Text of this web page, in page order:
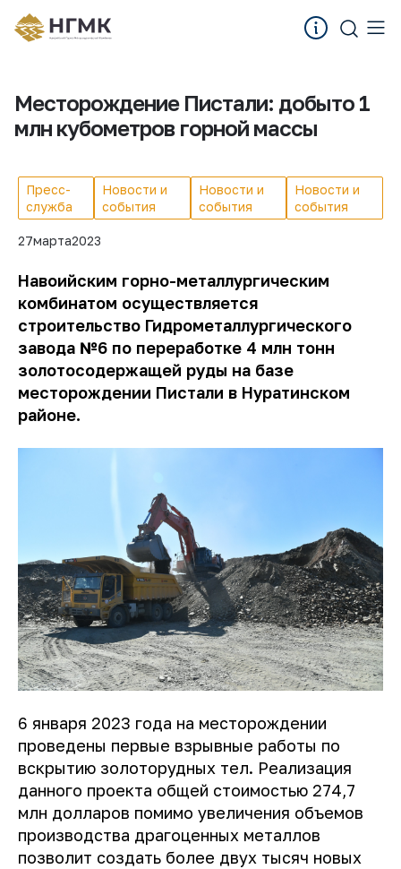
Месторождение Пистали: добыто 1
млн кубометров горной массы
Пресс-
служба
Новости и
события
Новости и
события
Новости и
события
27марта2023
Навоийским горно-металлургическим
комбинатом осуществляется
строительство Гидрометаллургического
завода №6 по переработке 4 млн тонн
золотосодержащей руды на базе
месторождении Пистали в Нуратинском
районе.
6 января 2023 года на месторождении
проведены первые взрывные работы по
вскрытию золоторудных тел. Реализация
данного проекта общей стоимостью 274,7
млн ​​долларов помимо увеличения объемов
производства драгоценных металлов
позволит создать более двух тысяч новых